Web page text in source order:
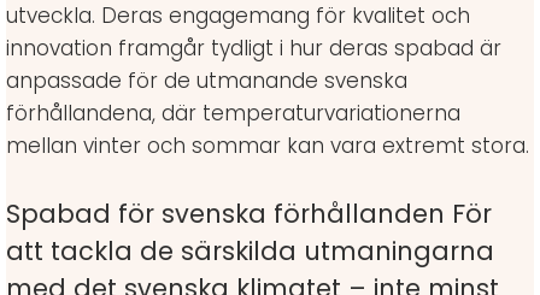
utveckla. Deras engagemang för kvalitet och
innovation framgår tydligt i hur deras spabad är
anpassade för de utmanande svenska
förhållandena, där temperaturvariationerna
mellan vinter och sommar kan vara extremt stora.
Spabad för svenska förhållanden För
att tackla de särskilda utmaningarna